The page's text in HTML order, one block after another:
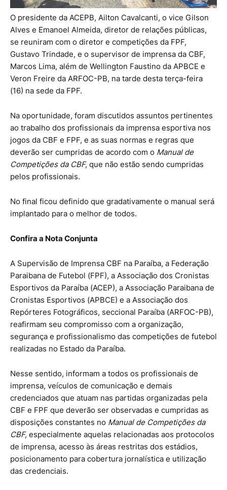
O presidente da ACEPB, Ailton Cavalcanti, o vice Gilson
Alves e Emanoel Almeida, diretor de relações públicas,
se reuniram com o diretor e competições da FPF,
Gustavo Trindade, e o supervisor de imprensa da CBF,
Marcos Lima, além de Wellington Faustino da APBCE e
Veron Freire da ARFOC-PB, na tarde desta terça-feira
(16) na sede da FPF.
Na oportunidade, foram discutidos assuntos pertinentes
ao trabalho dos profissionais da imprensa esportiva nos
jogos da CBF e FPF, e as suas normas e regras que
deverão ser cumpridas de acordo com o Manual de
Competições da CBF, que não estão sendo cumpridas
pelos profissionais.
No final ficou definido que gradativamente o manual será
implantado para o melhor de todos.
Confira a Nota Conjunta
A Supervisão de Imprensa CBF na Paraíba, a Federação
Paraibana de Futebol (FPF), a Associação dos Cronistas
Esportivos da Paraíba (ACEP), a Associação Paraibana de
Cronistas Esportivos (APBCE) e a Associação dos
Repórteres Fotográficos, seccional Paraíba (ARFOC-PB),
reafirmam seu compromisso com a organização,
segurança e profissionalismo das competições de futebol
realizadas no Estado da Paraíba.
Nesse sentido, informam a todos os profissionais de
imprensa, veículos de comunicação e demais
credenciados que atuam nas partidas organizadas pela
CBF e FPF que deverão ser observadas e cumpridas as
disposições constantes no Manual de Competições da
CBF, especialmente aquelas relacionadas aos protocolos
de imprensa, acesso às áreas restritas dos estádios,
posicionamento para cobertura jornalística e utilização
das credenciais.